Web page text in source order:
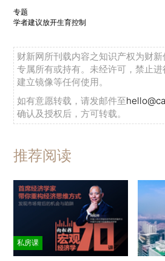
专题
学者建议放开生育控制
财新网所刊载内容之知识产权为财
专属所有或持有。未经许可，禁止
建立镜像等任何使用。
如有意愿转载，请发邮件至
确认及授权后，方可转载。
推荐阅读
私房课